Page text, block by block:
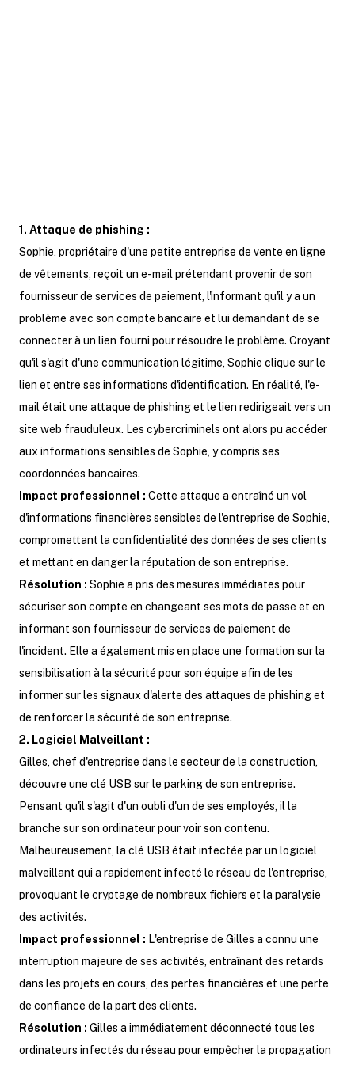
1. Attaque de phishing :
Sophie, propriétaire d'une petite entreprise de vente en ligne
de vêtements, reçoit un e-mail prétendant provenir de son
fournisseur de services de paiement, l'informant qu'il y a un
problème avec son compte bancaire et lui demandant de se
connecter à un lien fourni pour résoudre le problème. Croyant
qu'il s'agit d'une communication légitime, Sophie clique sur le
lien et entre ses informations d'identification. En réalité, l'e-
mail était une attaque de phishing et le lien redirigeait vers un
site web frauduleux. Les cybercriminels ont alors pu accéder
aux informations sensibles de Sophie, y compris ses
coordonnées bancaires.
Impact professionnel : Cette attaque a entraîné un vol
d'informations financières sensibles de l'entreprise de Sophie,
compromettant la confidentialité des données de ses clients
et mettant en danger la réputation de son entreprise.
Résolution : Sophie a pris des mesures immédiates pour
sécuriser son compte en changeant ses mots de passe et en
informant son fournisseur de services de paiement de
l'incident. Elle a également mis en place une formation sur la
sensibilisation à la sécurité pour son équipe afin de les
informer sur les signaux d'alerte des attaques de phishing et
de renforcer la sécurité de son entreprise.
2. Logiciel Malveillant :
Gilles, chef d'entreprise dans le secteur de la construction,
découvre une clé USB sur le parking de son entreprise.
Pensant qu'il s'agit d'un oubli d'un de ses employés, il la
branche sur son ordinateur pour voir son contenu.
Malheureusement, la clé USB était infectée par un logiciel
malveillant qui a rapidement infecté le réseau de l'entreprise,
provoquant le cryptage de nombreux fichiers et la paralysie
des activités.
Impact professionnel : L'entreprise de Gilles a connu une
interruption majeure de ses activités, entraînant des retards
dans les projets en cours, des pertes financières et une perte
de confiance de la part des clients.
Résolution : Gilles a immédiatement déconnecté tous les
ordinateurs infectés du réseau pour empêcher la propagation